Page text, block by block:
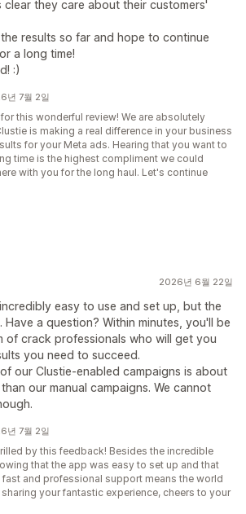
they care about their customers'
results so far and hope to continue
a long time!
:)
년 7월 2일
this wonderful review! We are absolutely
is making a real difference in your business
for your Meta ads. Hearing that you want to
time is the highest compliment we could
with you for the long haul. Let's continue
2026년 6월 22일
easy to use and set up, but the
Have a question? Within minutes, you'll be
of crack professionals who will get you
you need to succeed.
our Clustie-enabled campaigns is about
our manual campaigns. We cannot
년 7월 2일
by this feedback! Besides the incredible
that the app was easy to set up and that
and professional support means the world
your fantastic experience, cheers to your